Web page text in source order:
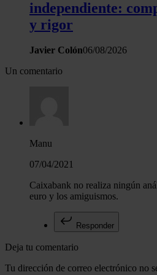
independiente:
y rigor
Javier Colón06/08/2026
Un comentario
Manu
07/04/2021
Caixabank no realiza ningún
euro y los amiguismos.
Responder
Deja tu comentario
Tu dirección de correo electrónico no